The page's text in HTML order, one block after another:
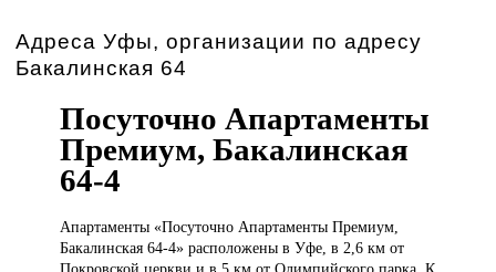
Адреса Уфы, организации по адресу
Бакалинская 64
Посуточно Апартаменты
Премиум, Бакалинская
64-4
Апартаменты «ПосуточноАпартаменты Премиум,
Бакалинская 64-4» расположены в Уфе, в 2,6 км от